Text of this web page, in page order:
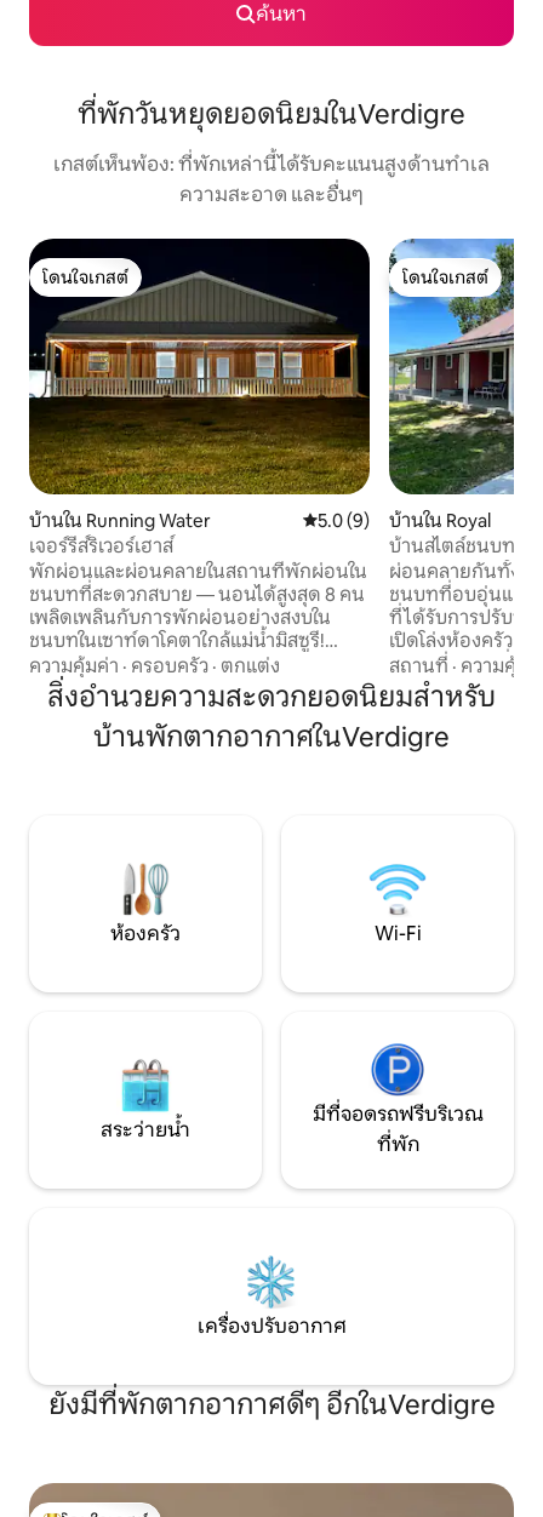
ค้นหา
ที่พักวันหยุดยอดนิยมในVerdigre
เกสต์เห็นพ้อง: ที่พักเหล่านี้ได้รับคะแนนสูงด้านทำเล
ความสะอาด และอื่นๆ
โดนใจเกสต์
โดนใจเกสต์
บ้านใน Running Water คะแนนเฉลี่ย 5.0 จาก 5, 9 รีวิว
5.0 (9)
เจอร์รี่ส์ริเวอร์เฮาส์
พักผ่อนและผ่อนคลายในสถานที่พักผ่อนใน
ชนบทที่สะดวกสบาย — นอนได้สูงสุด 8 คน
เพลิดเพลินกับการพักผ่อนอย่างสงบใน
ชนบทในเซาท์ดาโคตาใกล้แม่น้ำมิสซูรี!
สังเกตกวาง ไก่งวง และนกอินทรีระหว่าง
การเดินเล่นยามเช้า จากนั้นกลับไปยังบ้านที่
สว่างและน่าอยู่ ซึ่งรองรับผู้เข้าพักได้อย่าง
สะดวกสบายสูงสุด 8 คน มีห้องครัวที่มี
อุปกรณ์ครบครัน ทีวี 2 เครื่อง เครื่องซักผ้า/
ความคุ้มค่า · ครอบครัว · ตกแต่ง
โดนใจเกสต์
โดนใจเกสต์
บ้านใน Royal
บ้านสไตล์ชนบทที่เ
พร้อมเตาผิงและร
ผ่อนคลายกันทั้งค
ชนบทที่อบอุ่นและ
ที่ได้รับการปรับป
เปิดโล่งห้องครัวเ
สูงสุด 10 คนมีที่จอ
หน้าบ้านขนาดให
ในหมู่บ้านที่เงียบส
ทางหลวงหมายเลข 20 คุณจะอยู่ใก
ตกปลาการล่าสัตว์
ได้
สถานที่ · ความคุ้ม
สิ่งอำนวยความสะดวกยอดนิยมสำหรับ
บ้านพักตากอากาศในVerdigre
ห้องครัว Wi-Fi
สระว่ายน้ำ
มีที่จอดรถฟรีบริเวณ
ที่พัก
เครื่องปรับอากาศ
ยังมีที่พักตากอากาศดีๆ อีกในVerdigre